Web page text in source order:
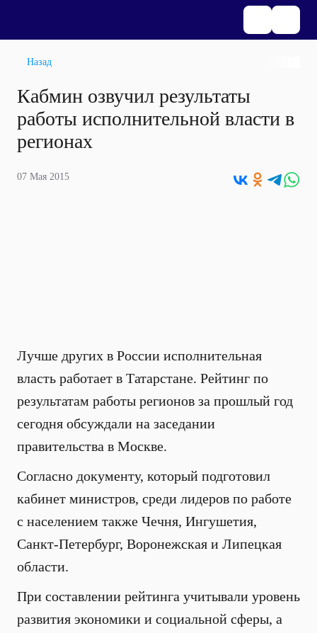
Назад
Кабмин озвучил результаты
работы исполнительной власти в
регионах
07 Мая 2015
Лучше других в России исполнительная
власть работает в Татарстане. Рейтинг по
результатам работы регионов за прошлый год
сегодня обсуждали на заседании
правительства в Москве.
Согласно документу, который подготовил
кабинет министров, среди лидеров по работе
с населением также Чечня, Ингушетия,
Санкт-Петербург, Воронежская и Липецкая
области.
При составлении рейтинга учитывали уровень
развития экономики и социальной сферы, а